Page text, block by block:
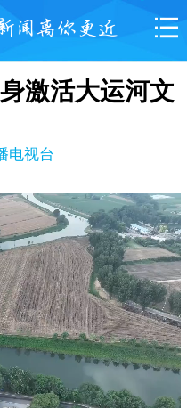
激活大运河文
电视台